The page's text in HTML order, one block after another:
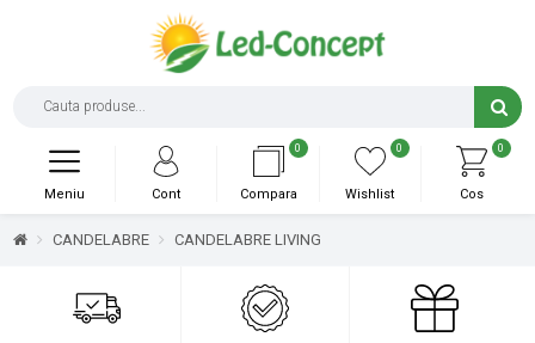
0
Cos
0
Wishlist
0
Compara
Cont
Meniu
CANDELABRE CANDELABRE LIVING